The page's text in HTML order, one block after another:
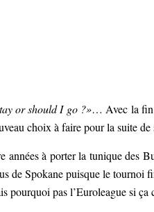
or should I go ?»… Avec la fin
choix à faire pour la suite de
années à porter la tunique des
de Spokane puisque le tournoi
pourquoi pas l’Euroleague si